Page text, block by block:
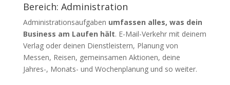
Bereich: Administration
Administrationsaufgaben umfassen alles, was dein
Business am Laufen hält. E-Mail-Verkehr mit deinem
Verlag oder deinen Dienstleistern, Planung von
Messen, Reisen, gemeinsamen Aktionen, deine
Jahres-, Monats- und Wochenplanung und so weiter.